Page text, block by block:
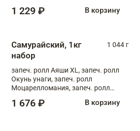
1 229 ₽ В корзину
Самурайский, 1кг
набор
1 044 г
запеч. ролл Аяши XL, запеч. ролл
Окунь унаги, запеч. ролл
Моцарелломания, запеч. ролл
1 676 ₽ В корзину